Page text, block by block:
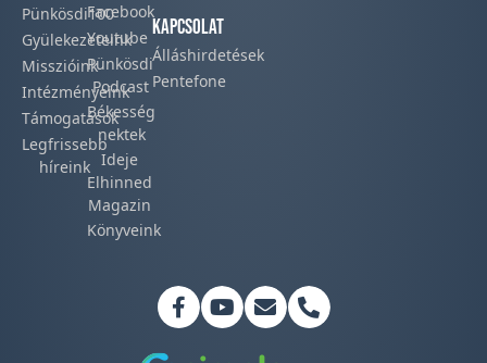
Pünkösdi100
Gyülekezeteink​
Misszióink​
Intézményeink
Támogatások
Legfrissebb
híreink​
Facebook​
Youtube
Pünkösdi
Podcast​
Békesség
nektek
Ideje
Elhinned
Magazin
Könyveink
Kapcsolat
Álláshirdetések
Pentefone